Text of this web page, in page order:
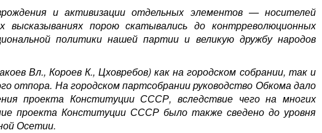
и активизации отдельных элементов — носителей
порою скатывались до контрреволюционных
политики нашей партии и великую дружбу народов
Вл., Короев К., Цховребов) как на городском собрании, так и
отпора. На городском партсобрании руководство Обкома дало
проекта Конституции СССР, вследствие чего на многих
проекта Конституции СССР было также сведено до уровня
Осетии.